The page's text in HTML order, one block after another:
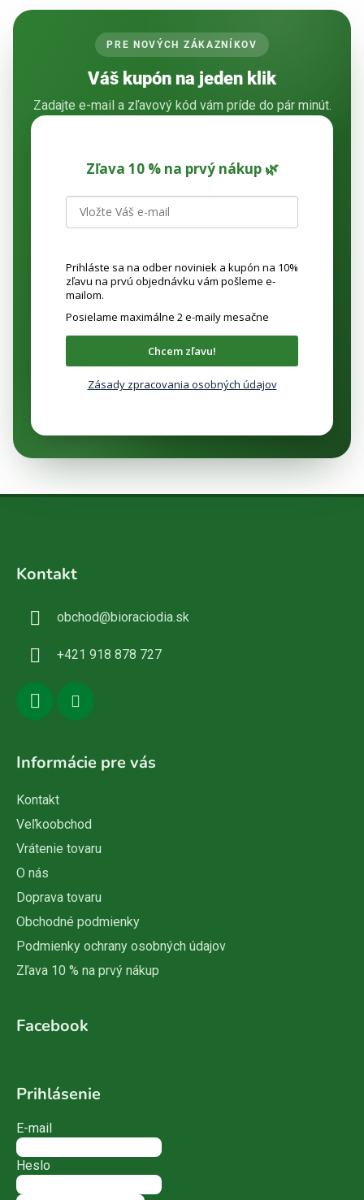
PRE NOVÝCH ZÁKAZNÍKOV
Váš kupón na jeden klik
Zadajte e-mail a zľavový kód vám príde do pár minút.
Zľava 10 % na prvý nákup 🌿
Prihláste sa na odber noviniek a kupón na 10%
zľavu na prvú objednávku vám pošleme e-
mailom.
Posielame maximálne 2 e-maily mesačne
Chcem zľavu!
Zásady zpracovania osobných údajov
Kontakt
obchod@bioraciodia.sk
+421 918 878 727
Informácie pre vás
Kontakt
Veľkoobchod
Vrátenie tovaru
O nás
Doprava tovaru
Obchodné podmienky
Podmienky ochrany osobných údajov
Zľava 10 % na prvý nákup
Facebook
Prihlásenie
E-mail
Heslo